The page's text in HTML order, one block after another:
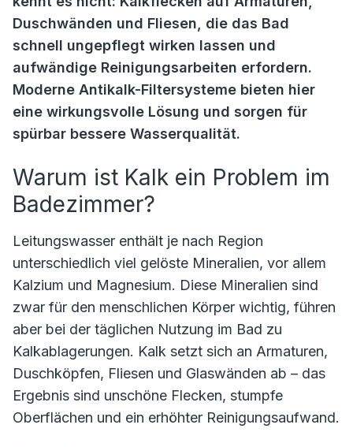
Duschwänden und Fliesen, die das Bad
schnell ungepflegt wirken lassen und
aufwändige Reinigungsarbeiten erfordern.
Moderne Antikalk-Filtersysteme bieten hier
eine wirkungsvolle Lösung und sorgen für
spürbar bessere Wasserqualität.
Warum ist Kalk ein Problem im
Badezimmer?
Leitungswasser enthält je nach Region
unterschiedlich viel gelöste Mineralien, vor allem
Kalzium und Magnesium. Diese Mineralien sind
zwar für den menschlichen Körper wichtig, führen
aber bei der täglichen Nutzung im Bad zu
Kalkablagerungen. Kalk setzt sich an Armaturen,
Duschköpfen, Fliesen und Glaswänden ab – das
Ergebnis sind unschöne Flecken, stumpfe
Oberflächen und ein erhöhter Reinigungsaufwand.